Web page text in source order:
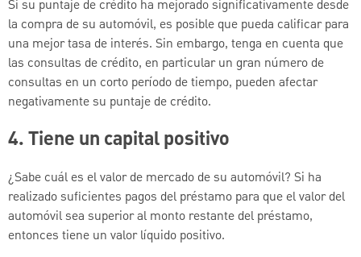
Si su puntaje de crédito ha mejorado significativamente desde
la compra de su automóvil, es posible que pueda calificar para
una mejor tasa de interés. Sin embargo, tenga en cuenta que
las consultas de crédito, en particular un gran número de
consultas en un corto período de tiempo, pueden afectar
negativamente su puntaje de crédito.
4. Tiene un capital positivo
¿Sabe cuál es el valor de mercado de su automóvil? Si ha
realizado suficientes pagos del préstamo para que el valor del
automóvil sea superior al monto restante del préstamo,
entonces tiene un valor líquido positivo.